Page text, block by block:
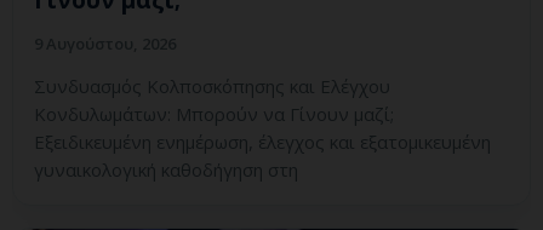
Συνδυασμός Κολποσκόπησης και Ελέγχου
Κονδυλωμάτων: Μπορούν να Γίνουν μαζί;
Εξειδικευμένη ενημέρωση, έλεγχος και εξατομικευμένη
γυναικολογική καθοδήγηση στη